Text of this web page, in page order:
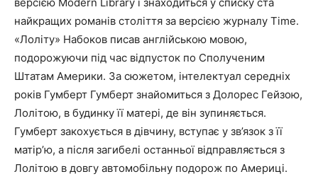
найкращих романів століття за версією журналу Time.
«Лоліту» Набоков писав англійською мовою,
подорожуючи під час відпусток по Сполученим
Штатам Америки. За сюжетом, інтелектуал середніх
років Гумберт Гумберт знайомиться з Долорес Гейзою,
Лолітою, в будинку її матері, де він зупиняється.
Гумберт закохується в дівчину, вступає у зв’язок з її
матір’ю, а після загибелі останньої відправляється з
Лолітою в довгу автомобільну подорож по Америці.